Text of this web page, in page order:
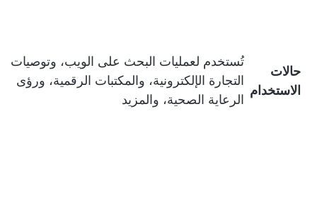
حالات
الاستخدام
تُستخدم لعمليات البحث على الويب، وتوصيات
التجارة الإلكترونية، والمكتبات الرقمية، ورؤى
الرعاية الصحية، والمزيد